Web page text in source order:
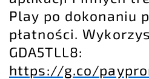
Play po dokonaniu
płatności.
GDA5TLL8:
https://g.co/